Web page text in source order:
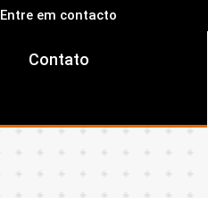
Entre em contacto
Contato